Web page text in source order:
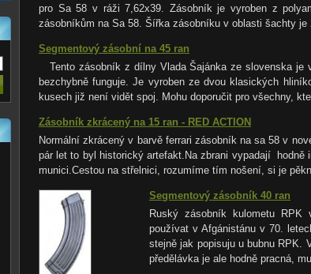
pro Sa 58 v ráži 7,62x39. Zásobník je vyroben z
zásobníkům na Sa 58. Šířka zásobníku v oblasti šachty je
Segmentový zásobní na 45 ran
Tento zásobník z dílny Vlada Šajánka ze slovenska je
bezchybně funguje. Je vyroben ze dvou klasických
kusech již není vidět spoj. Mohu doporučit pro všechny,
Zásobník zkrácený na 15 ran - RED ACTION
Normální zkrácený v barvě ferrari zásobník na sa 58 v
pár let to byl historický artefakt.Na zbrani vypadají hodně
munici.Cestou na střelnici, rozumíme tím nošení, si je
Segmentový zásobník 40 ran
Ruský zásobník kulometu RPK
používat v Afgánistánu v 70.
stejně jak popisuju u bubnu RPK.
předělávka je ale hodně pracná,